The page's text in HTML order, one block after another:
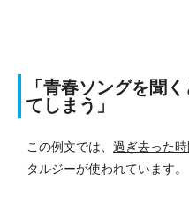
「青春ソングを聞
てしまう」
この例文では、 過ぎ去った
タルジーが使われています。